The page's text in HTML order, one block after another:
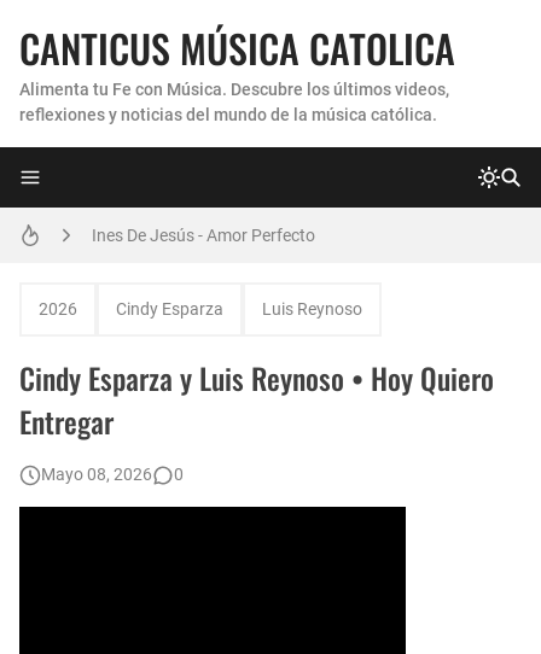
CANTICUS MÚSICA CATOLICA
Alimenta tu Fe con Música. Descubre los últimos videos,
reflexiones y noticias del mundo de la música católica.
Ines De Jesús - Amor Perfecto
Son By Four - Seremos Santos
Inés De Jesús - Vuelve A Mi
2026 Cindy Esparza Luis Reynoso
Cindy Esparza y Luis Reynoso • Hoy Quiero
Entregar
Mayo 08, 2026 0